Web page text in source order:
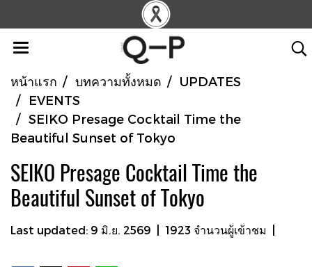
หน้าแรก บทความทั้งหมด
UPDATES
EVENTS
SEIKO Presage Cocktail Time the
Beautiful Sunset of Tokyo
SEIKO Presage Cocktail Time the
Beautiful Sunset of Tokyo
Last updated: 9 มิ.ย. 2569 1923 จำนวนผู้เข้าชม